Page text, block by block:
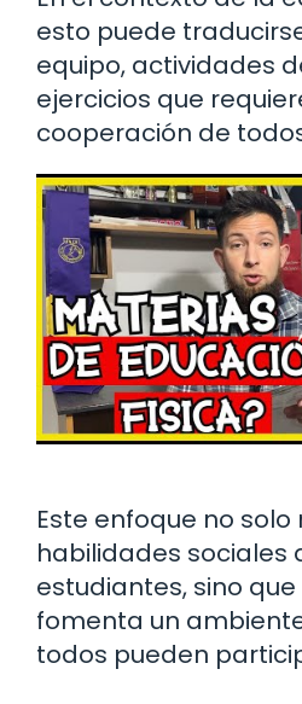
esto puede
equipo, actividades
ejercicios que
cooperación de
Este enfoque no
habilidades sociales
estudiantes, sino
fomenta un
todos pueden